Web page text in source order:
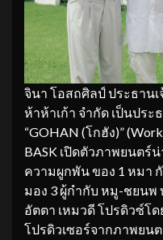
จินา โอสถศิลป์ ประธาน
ห้าห้าเก้า จำกัด เป็นปร
“GOHAN (โกฮัง)”
BASK เปิดตัวภาพยนตร์
ความผูกพัน ของ 1 หมา
มอง 3 ผู้กำกับ หมู-ชยนพ
อัตตา เหมวดี โปรดิวซ์โ
โปรดิวเซอร์จากภาพยน